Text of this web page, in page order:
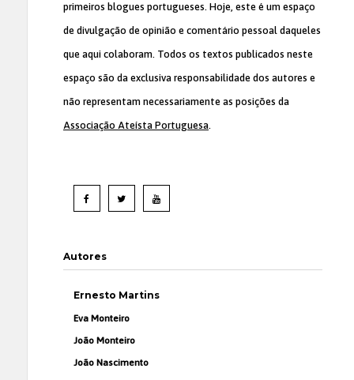
primeiros blogues portugueses. Hoje, este é um espaço
de divulgação de opinião e comentário pessoal daqueles
que aqui colaboram. Todos os textos publicados neste
espaço são da exclusiva responsabilidade dos autores e
não representam necessariamente as posições da
Associação Ateísta Portuguesa.
Autores
Ernesto Martins
Eva Monteiro
João Monteiro
João Nascimento